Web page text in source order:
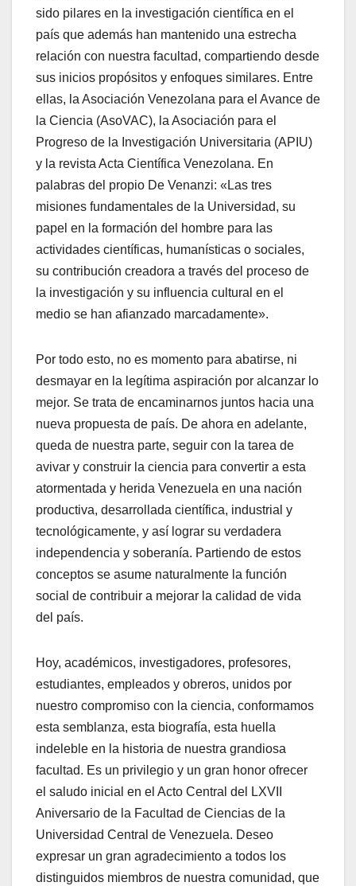
sido pilares en la investigación científica en el
país que además han mantenido una estrecha
relación con nuestra facultad, compartiendo desde
sus inicios propósitos y enfoques similares. Entre
ellas, la Asociación Venezolana para el Avance de
la Ciencia (AsoVAC), la Asociación para el
Progreso de la Investigación Universitaria (APIU)
y la revista Acta Científica Venezolana. En
palabras del propio De Venanzi: «Las tres
misiones fundamentales de la Universidad, su
papel en la formación del hombre para las
actividades científicas, humanísticas o sociales,
su contribución creadora a través del proceso de
la investigación y su influencia cultural en el
medio se han afianzado marcadamente».
Por todo esto, no es momento para abatirse, ni
desmayar en la legítima aspiración por alcanzar lo
mejor. Se trata de encaminarnos juntos hacia una
nueva propuesta de país. De ahora en adelante,
queda de nuestra parte, seguir con la tarea de
avivar y construir la ciencia para convertir a esta
atormentada y herida Venezuela en una nación
productiva, desarrollada científica, industrial y
tecnológicamente, y así lograr su verdadera
independencia y soberanía. Partiendo de estos
conceptos se asume naturalmente la función
social de contribuir a mejorar la calidad de vida
del país.
Hoy, académicos, investigadores, profesores,
estudiantes, empleados y obreros, unidos por
nuestro compromiso con la ciencia, conformamos
esta semblanza, esta biografía, esta huella
indeleble en la historia de nuestra grandiosa
facultad. Es un privilegio y un gran honor ofrecer
el saludo inicial en el Acto Central del LXVII
Aniversario de la Facultad de Ciencias de la
Universidad Central de Venezuela. Deseo
expresar un gran agradecimiento a todos los
distinguidos miembros de nuestra comunidad, que